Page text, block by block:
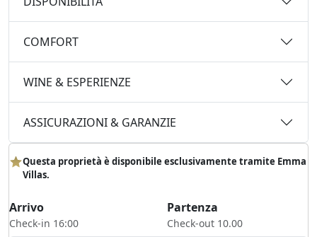
COMFORT
WINE & ESPERIENZE
ASSICURAZIONI & GARANZIE
Questa proprietà è disponibile esclusivamente tramite Emma
Villas.
Arrivo
Check-in 16:00
Partenza
Check-out 10.00